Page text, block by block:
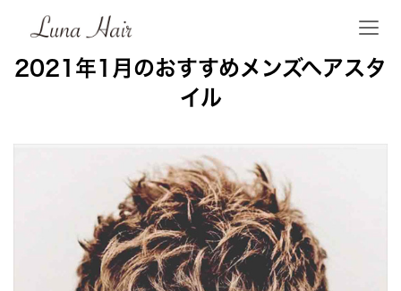
2021年1月のおすすめメンズヘアスタ
イル